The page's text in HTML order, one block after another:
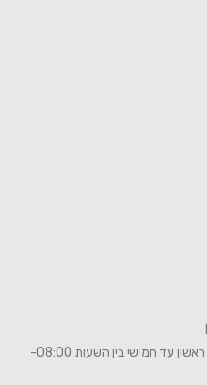
שעות הפעילות של בית המרקחת : בימי ראשון עד חמישי בין השעות 08:00-